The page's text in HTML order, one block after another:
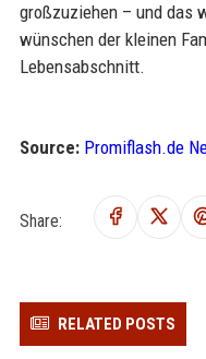
großzuziehen – und das
wünschen der kleinen
Lebensabschnitt.
Source: Promiflash.de
Share:
RELATED POSTS